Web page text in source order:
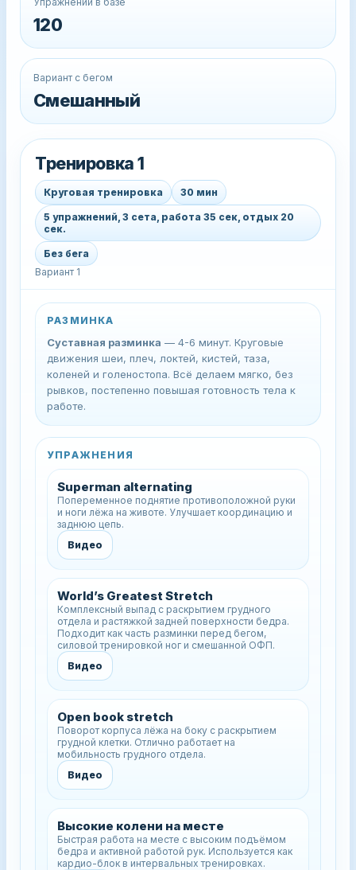
120
Вариант с бегом
Смешанный
Тренировка 1
Круговая тренировка 30 мин
5 упражнений, 3 сета, работа 35 сек, отдых 20
сек.
Без бега
Вариант 1
РАЗМИНКА
Суставная разминка — 4-6 минут. Круговые
движения шеи, плеч, локтей, кистей, таза,
коленей и голеностопа. Всё делаем мягко, без
рывков, постепенно повышая готовность тела к
работе.
УПРАЖНЕНИЯ
Superman alternating
Попеременное поднятие противоположной руки
и ноги лёжа на животе. Улучшает координацию и
заднюю цепь.
Видео
World’s Greatest Stretch
Комплексный выпад с раскрытием грудного
отдела и растяжкой задней поверхности бедра.
Подходит как часть разминки перед бегом,
силовой тренировкой ног и смешанной ОФП.
Видео
Open book stretch
Поворот корпуса лёжа на боку с раскрытием
грудной клетки. Отлично работает на
мобильность грудного отдела.
Видео
Высокие колени на месте
Быстрая работа на месте с высоким подъёмом
бедра и активной работой рук. Используется как
кардио-блок в интервальных тренировках.